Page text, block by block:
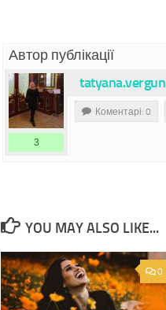
Автор публікації
tatyana.vergun
3
Коментарі: 0
YOU MAY ALSO LIKE...
0